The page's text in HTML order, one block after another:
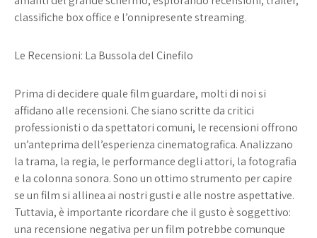
classifiche box office e l’onnipresente streaming.
Le Recensioni: La Bussola del Cinefilo
Prima di decidere quale film guardare, molti di noi si
affidano alle recensioni. Che siano scritte da critici
professionisti o da spettatori comuni, le recensioni offrono
un’anteprima dell’esperienza cinematografica. Analizzano
la trama, la regia, le performance degli attori, la fotografia
e la colonna sonora. Sono un ottimo strumento per capire
se un film si allinea ai nostri gusti e alle nostre aspettative.
Tuttavia, è importante ricordare che il gusto è soggettivo:
una recensione negativa per un film potrebbe comunque